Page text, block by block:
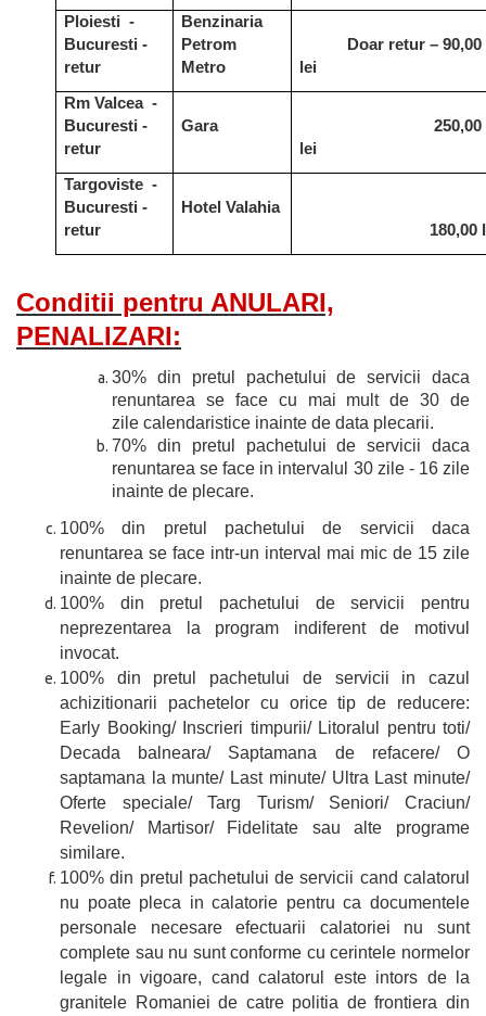
Ploiesti -
Bucuresti -
retur
Benzinaria
Petrom
Metro
Doar retur – 90,00
lei
Rm Valcea -
Bucuresti -
retur
Gara
250,00
lei
Targoviste -
Bucuresti -
retur
Hotel Valahia
180,00
Conditii pentru ANULARI,
PENALIZARI:
30% din pretul pachetului de servicii daca
renuntarea se face cu mai mult de 30 de
zile calendaristice inainte de data plecarii.
70% din pretul pachetului de servicii daca
renuntarea se face in intervalul 30 zile - 16 zile
inainte de plecare.
100% din pretul pachetului de servicii daca
renuntarea se face intr-un interval mai mic de 15 zile
inainte de plecare.
100% din pretul pachetului de servicii pentru
neprezentarea la program indiferent de motivul
invocat.
100% din pretul pachetului de servicii in cazul
achizitionarii pachetelor cu orice tip de reducere:
Early Booking/ Inscrieri timpurii/ Litoralul pentru toti/
Decada balneara/ Saptamana de refacere/ O
saptamana la munte/ Last minute/ Ultra Last minute/
Oferte speciale/ Targ Turism/ Seniori/ Craciun/
Revelion/ Martisor/ Fidelitate sau alte programe
similare.
100% din pretul pachetului de servicii cand calatorul
nu poate pleca in calatorie pentru ca documentele
personale necesare efectuarii calatoriei nu sunt
complete sau nu sunt conforme cu cerintele normelor
legale in vigoare, cand calatorul este intors de la
granitele Romaniei de catre politia de frontiera din